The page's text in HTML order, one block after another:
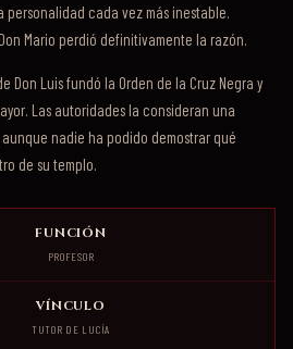
personalidad cada vez más inestable.
Mario perdió definitivamente la razón.
Don Luis fundó la Orden de la Cruz Negra y
Las autoridades la consideran una
nadie ha podido demostrar qué
de su templo.
FUNCIÓN
PROFESOR
VÍNCULO
TUTOR DE LUCÍA